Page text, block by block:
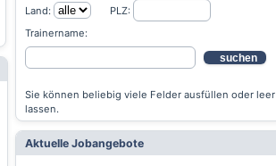
Land:
PLZ:
Trainername:
suchen
Sie können beliebig viele Felder ausfüllen oder leer
lassen.
Aktuelle Jobangebote